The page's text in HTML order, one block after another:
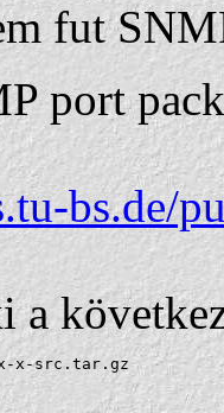
fut
port
bs.de/
x-src.tar.gz